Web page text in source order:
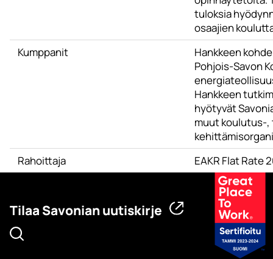
tuloksia
osaajien
Kumppanit
Hankkeen
Pohjois-Savon
Hankkeen
hyötyvät
muut koulutus-,
Rahoittaja
EAKR Flat Rate
Tilaa Savonian uutiskirje